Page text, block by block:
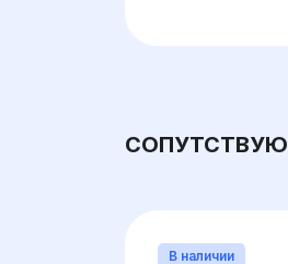
В наличии